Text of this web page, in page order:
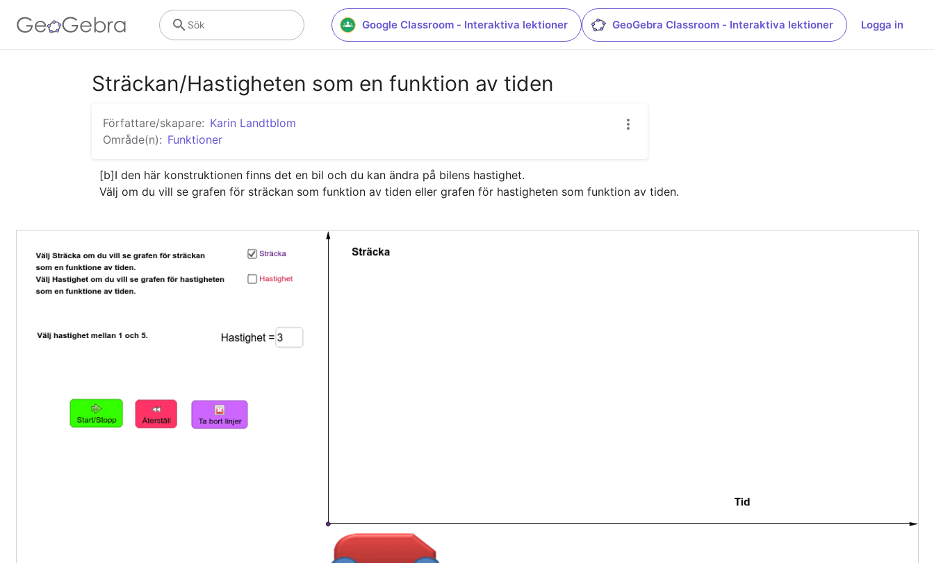
Google Classroom - Interaktiva lektioner GeoGebra Classroom - Interaktiva lektioner Logga in
Sök
Sträckan/Hastigheten som en funktion av tiden
Författare/skapare: Karin Landtblom
Område(n): Funktioner
[b]I den här konstruktionen finns det en bil och du kan ändra på bilens hastighet.
Välj om du vill se grafen för sträckan som funktion av tiden eller grafen för hastigheten som funktion av tiden.